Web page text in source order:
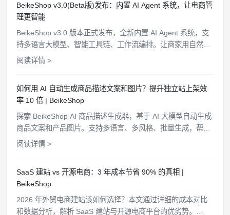
BeikeShop v3.0(Beta版)发布：内置 AI Agent 系统，让电商管
理更智能
BeikeShop v3.0 版本正式发布，全新内置 AI Agent 系统，支
持多语言大模型、智能工具链、工作流编排。让商家用自然语
言管理商品、查询订单、分析客户，电商管理从此更简单高
阅读详情 >
如何用 AI 自动生成商品描述文案和图片？提升独立站上架效
率 10 倍 | BeikeShop
探索 BeikeShop AI 商品描述生成器，基于 AI 大模型自动生成
商品文案和产品图片。支持多语言、多风格、批量生成，帮助
电商卖家快速上架商品，提升运营效率。
阅读详情 >
SaaS 建站 vs 开源电商：3 年成本节省 90% 的真相 |
BeikeShop
2026 年外贸电商建站该如何选择？本文通过详细的成本对比
和数据分析，解析 SaaS 建站与开源电商平台的优劣势。